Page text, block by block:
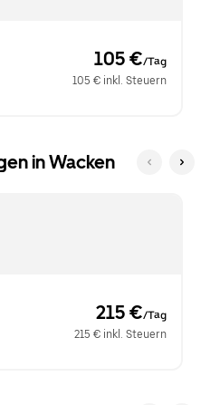
105 €/Tag
105 € inkl. Steuern
in Wacken
215 €/Tag
215 € inkl. Steuern